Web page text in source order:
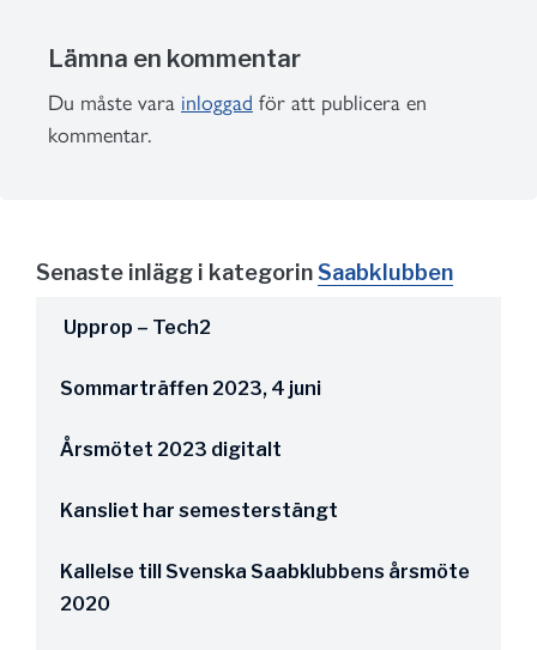
Lämna en kommentar
Du måste vara inloggad för att publicera en
kommentar.
Senaste inlägg i kategorinSaabklubben
Upprop – Tech2
Sommarträffen 2023, 4 juni
Årsmötet 2023 digitalt
Kansliet har semesterstängt
Kallelse till Svenska Saabklubbens årsmöte
2020